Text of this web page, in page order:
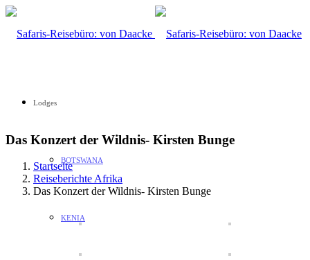
Lodges
BOTSWANA
KENIA
Das Konzert der Wildnis- Kirsten Bunge
Startseite
Reiseberichte Afrika
Das Konzert der Wildnis- Kirsten Bunge